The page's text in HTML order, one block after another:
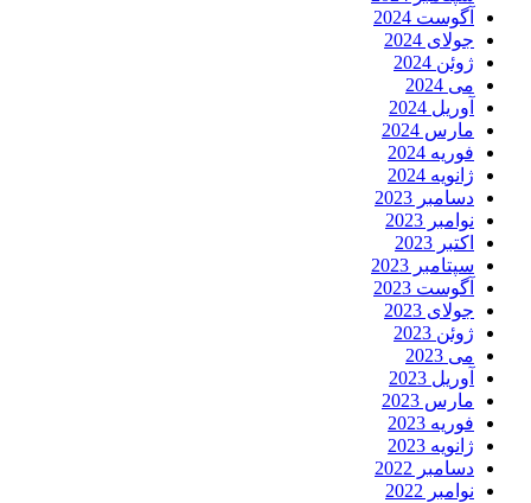
آگوست 2024
جولای 2024
ژوئن 2024
می 2024
آوریل 2024
مارس 2024
فوریه 2024
ژانویه 2024
دسامبر 2023
نوامبر 2023
اکتبر 2023
سپتامبر 2023
آگوست 2023
جولای 2023
ژوئن 2023
می 2023
آوریل 2023
مارس 2023
فوریه 2023
ژانویه 2023
دسامبر 2022
نوامبر 2022